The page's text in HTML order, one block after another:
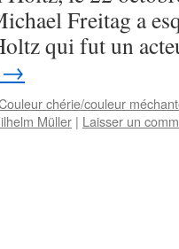
Freitag a
qui fut un
→
chérie/couleur
Müller | Laisser un